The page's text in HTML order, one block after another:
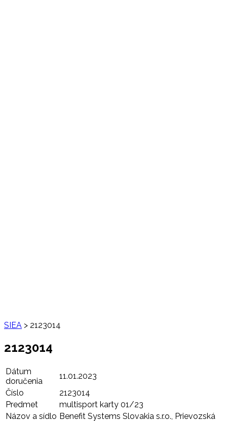
SIEA > 2123014
2123014
Dátum
doručenia
11.01.2023
Číslo
2123014
Predmet
multisport karty 01/23
Názov a sídlo Benefit Systems Slovakia s.r.o., Prievozská